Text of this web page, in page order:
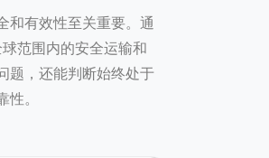
和有效性至关重要。通
范围内的安全运输和
题，还能判断始终处于
。